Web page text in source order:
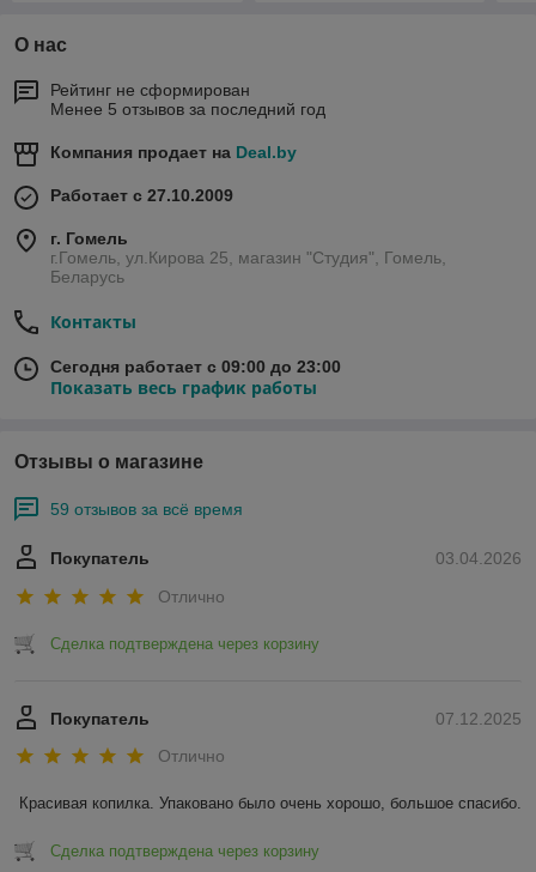
О нас
Рейтинг не сформирован
Менее 5 отзывов за последний год
Компания продает на Deal.by
Работает с 27.10.2009
г. Гомель
г.Гомель, ул.Кирова 25, магазин "Студия", Гомель,
Беларусь
Контакты
Сегодня работает с 09:00 до 23:00
Показать весь график работы
Отзывы о магазине
59 отзывов за всё время
03.04.2026
Покупатель
Отлично
Сделка подтверждена через корзину
07.12.2025
Покупатель
Отлично
Красивая копилка. Упаковано было очень хорошо, большое спасибо.
Сделка подтверждена через корзину